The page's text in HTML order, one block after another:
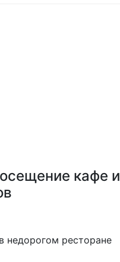
кафе и
недорогом ресторане